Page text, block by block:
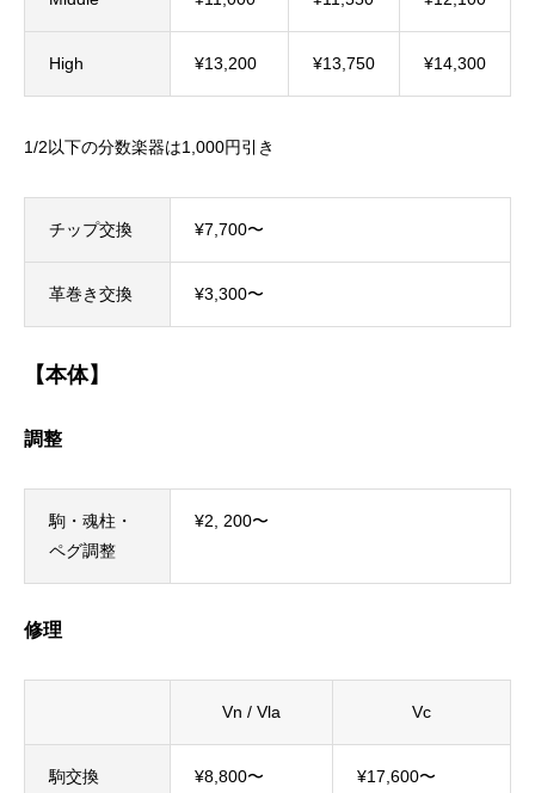
High ¥13,200 ¥13,750 ¥14,300
1/2以下の分数楽器は1,000円引き
チップ交換 ¥7,700〜
革巻き交換 ¥3,300〜
【本体】
調整
駒・魂柱・
ペグ調整
¥2, 200〜
修理
Vn / Vla Vc
駒交換 ¥8,800〜 ¥17,600〜